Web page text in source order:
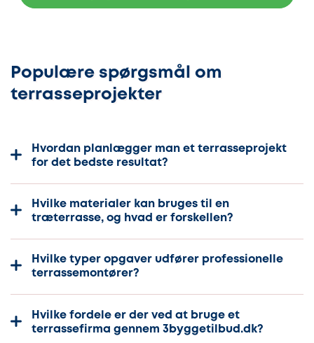
Populære spørgsmål om
terrasseprojekter
Hvordan planlægger man et terrasseprojekt
for det bedste resultat?
Hvilke materialer kan bruges til en
træterrasse, og hvad er forskellen?
Hvilke typer opgaver udfører professionelle
terrassemontører?
Hvilke fordele er der ved at bruge et
terrassefirma gennem 3byggetilbud.dk?